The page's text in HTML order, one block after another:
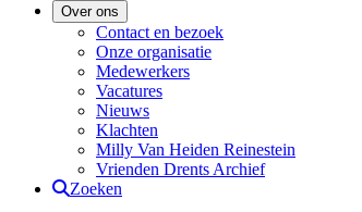
Over ons
Contact en bezoek
Onze organisatie
Medewerkers
Vacatures
Nieuws
Klachten
Milly Van Heiden Reinestein
Vrienden Drents Archief
Zoeken